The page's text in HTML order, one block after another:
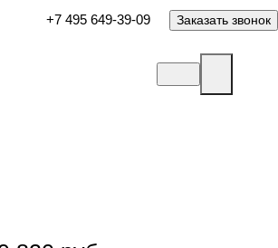
+7 495 649-39-09 Заказать звонок